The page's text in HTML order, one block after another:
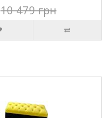
10 479 грн